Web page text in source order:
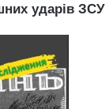
ударів ЗСУ